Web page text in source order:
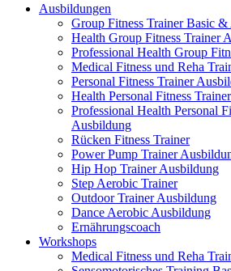
Ausbildungen
Group Fitness Trainer Basic
Health Group Fitness Trainer
Professional Health Group
Medical Fitness und Reha
Personal Fitness Trainer
Health Personal Fitness
Professional Health Personal
Ausbildung
Rücken Fitness Trainer
Power Pump Trainer
Hip Hop Trainer Ausbildung
Step Aerobic Trainer
Outdoor Trainer Ausbildung
Dance Aerobic Ausbildung
Ernährungscoach
Workshops
Medical Fitness und Reha